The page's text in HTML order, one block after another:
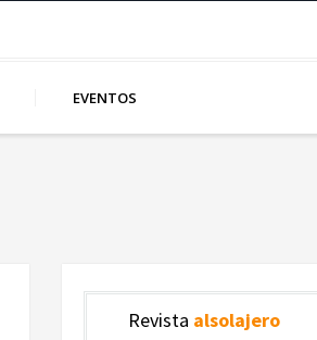
EVENTOS
Revista alsolajero